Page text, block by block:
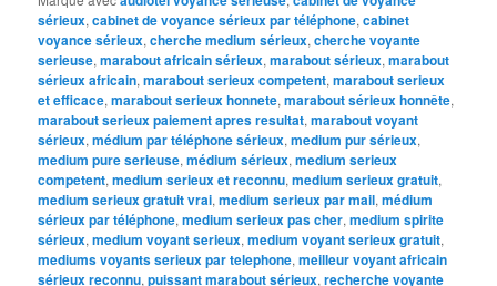
sérieux,cabinet de voyance sérieux par téléphone,cabinet
voyance sérieux,cherche medium sérieux,cherche voyante
serieuse,marabout africain sérieux,marabout sérieux,marabout
sérieux africain,marabout serieux competent,marabout serieux
et efficace,marabout serieux honnete,marabout sérieux honnête,
marabout serieux paiement apres resultat,marabout voyant
sérieux,médium par téléphone sérieux,medium pur sérieux,
medium pure serieuse,médium sérieux,medium serieux
competent,medium serieux et reconnu,medium serieux gratuit,
medium serieux gratuit vrai,medium serieux par mail,médium
sérieux par téléphone,medium serieux pas cher,medium spirite
sérieux,medium voyant serieux,medium voyant serieux gratuit,
mediums voyants serieux par telephone,meilleur voyant africain
sérieux reconnu,puissant marabout sérieux,recherche voyante